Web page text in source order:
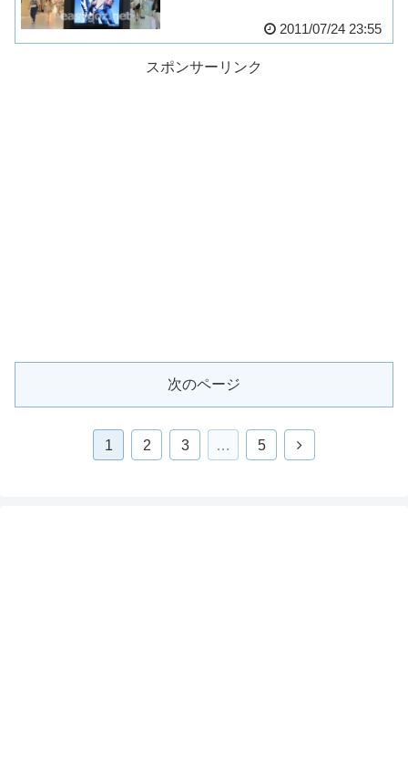
2011/07/24 23:55
スポンサーリンク
次のページ
1 2 3 … 5